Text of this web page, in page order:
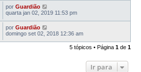
por Guardião
quarta jan 02, 2019 11:53 pm
por Guardião
domingo set 02, 2018 12:36 am
5 tópicos • Página 1 de 1
Ir para